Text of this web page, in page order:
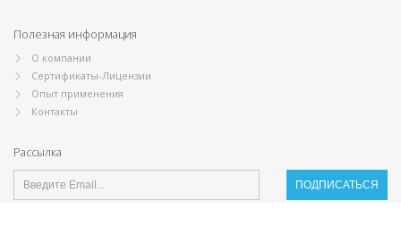
Полезная информация
О компании
Сертификаты-Лицензии
Опыт применения
Контакты
Рассылка